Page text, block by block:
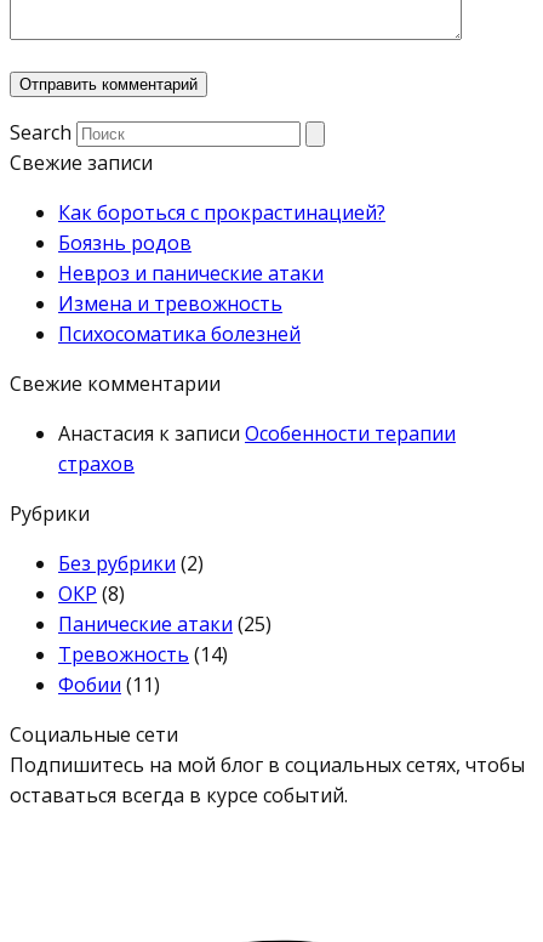
Search
Свежие записи
Как бороться с прокрастинацией?
Боязнь родов
Невроз и панические атаки
Измена и тревожность
Психосоматика болезней
Свежие комментарии
Анастасия к записи Особенности терапии
страхов
Рубрики
Без рубрики (2)
ОКР (8)
Панические атаки (25)
Тревожность (14)
Фобии (11)
Социальные сети
Подпишитесь на мой блог в социальных сетях, чтобы
оставаться всегда в курсе событий.